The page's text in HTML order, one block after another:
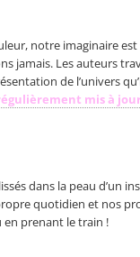
notre imaginaire
jamais. Les auteurs
de l’univers
mis à
dans la peau d’un
quotidien et nos
en prenant le train !